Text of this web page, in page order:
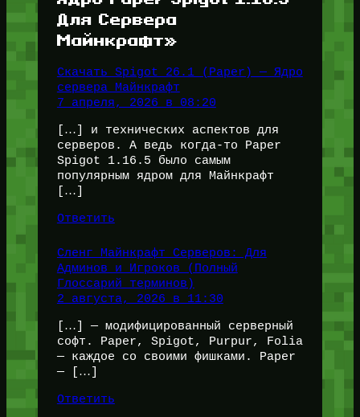
Для Сервера
Майнкрафт»
Скачать Spigot 26.1 (Paper) — Ядро
сервера Майнкрафт
7 апреля, 2026 в 08:20
[…] и технических аспектов для
серверов. А ведь когда-то Paper
Spigot 1.16.5 было самым
популярным ядром для Майнкрафт
[…]
Ответить
Сленг Майнкрафт Серверов: Для
Админов и Игроков (Полный
Глоссарий терминов)
2 августа, 2026 в 11:30
[…] — модифицированный серверный
софт. Paper, Spigot, Purpur, Folia
— каждое со своими фишками. Paper
— […]
Ответить